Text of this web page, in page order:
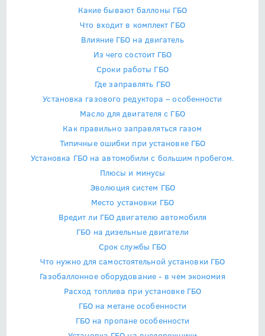
Какие бывают баллоны ГБО
Что входит в комплект ГБО
Влияние ГБО на двигатель
Из чего состоит ГБО
Сроки работы ГБО
Где заправлять ГБО
Установка газового редуктора – особенности
Масло для двигателя с ГБО
Как правильно заправляться газом
Типичные ошибки при установке ГБО
Установка ГБО на автомобили с большим пробегом.
Плюсы и минусы
Эволюция систем ГБО
Место установки ГБО
Вредит ли ГБО двигателю автомобиля
ГБО на дизельные двигатели
Срок службы ГБО
Что нужно для самостоятельной установки ГБО
Газобаллонное оборудование - в чем экономия
Расход топлива при установке ГБО
ГБО на метане особенности
ГБО на пропане особенности